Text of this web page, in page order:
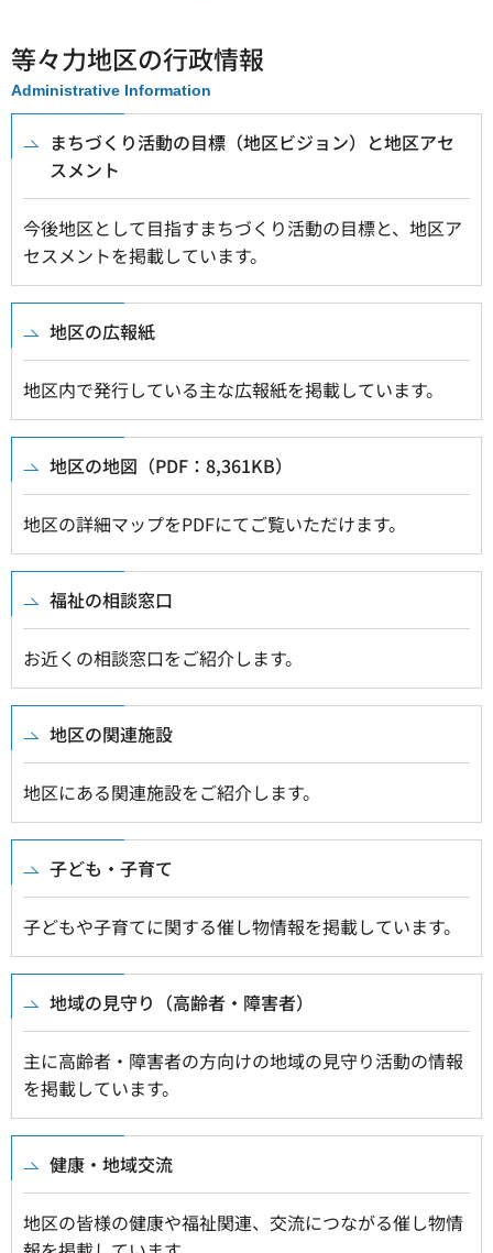
等々力地区の行政情報
Administrative Information
まちづくり活動の目標（地区ビジョン）と地区アセ
スメント
今後地区として目指すまちづくり活動の目標と、地区ア
セスメントを掲載しています。
地区の広報紙
地区内で発行している主な広報紙を掲載しています。
地区の地図（PDF：8,361KB）
地区の詳細マップをPDFにてご覧いただけます。
福祉の相談窓口
お近くの相談窓口をご紹介します。
地区の関連施設
地区にある関連施設をご紹介します。
子ども・子育て
子どもや子育てに関する催し物情報を掲載しています。
地域の見守り（高齢者・障害者）
主に高齢者・障害者の方向けの地域の見守り活動の情報
を掲載しています。
健康・地域交流
地区の皆様の健康や福祉関連、交流につながる催し物情